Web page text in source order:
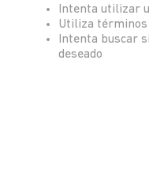
Intenta utilizar
Utiliza términos
Intenta buscar
deseado